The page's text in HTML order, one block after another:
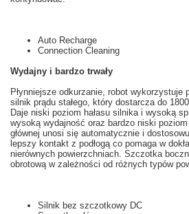
Auto Recharge
Connection Cleaning
Wydajny i bardzo trwały
Płynniejsze odkurzanie, robot wykorzystuje
silnik prądu stałego, który dostarcza do 1800
Daje niski poziom hałasu silnika i wysoką
wysoką wydajność oraz bardzo niski poziom
głównej unosi się automatycznie i
lepszy kontakt z podłogąco pomaga w
nierównych powierzchniach. Szczotka
obrotową w zależności od różnych typów
Silnik bez szczotkowy DC